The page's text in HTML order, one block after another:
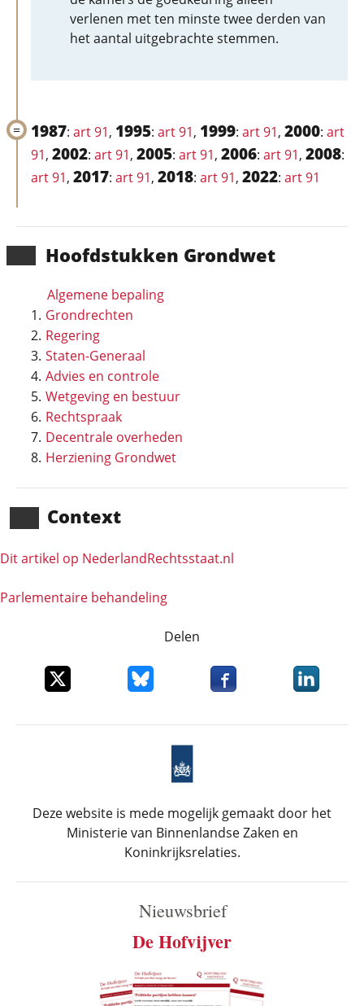
Hoofd­stukken Grondwet
Algemene bepaling
Grondrechten
Regering
Staten-Generaal
Advies en controle
Wetgeving en bestuur
Rechtspraak
Decentrale overheden
Herziening Grondwet
Context
Dit artikel op NederlandRechts­staat.nl
Parlementaire behandeling
verlenen met ten minste twee derden van
het aantal uitgebrachte stemmen.
1987: art 91, 1995: art 91, 1999: art 91, 2000: art
91, 2002: art 91, 2005: art 91, 2006: art 91, 2008:
art 91, 2017: art 91, 2018: art 91, 2022: art 91
Delen
Deel dit item op XDeel dit item op Bluesky
Deel dit item opDeel dit
Deze website is mede mogelijk gemaakt door het
Ministerie van Binnenlandse Zaken en
Koninkrijksrelaties.
Nieuwsbrief
De Hofvijver